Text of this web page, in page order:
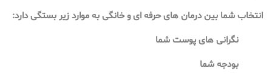
انتخاب شما بین درمان های حرفه ای و خانگی به موارد زیر بستگی دارد:
نگرانی های پوست شما
بودجه شما